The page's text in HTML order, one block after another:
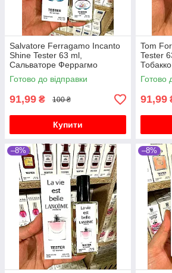
Salvatore Ferragamo Incanto
Shine Tester 63 ml,
Сальваторе Феррагмо
Інканто Шайн
Готово до відправки
91,99 ₴ 100 ₴
Купити
Tom
Tester
унісекс
Готово
91,99
–8% –8%